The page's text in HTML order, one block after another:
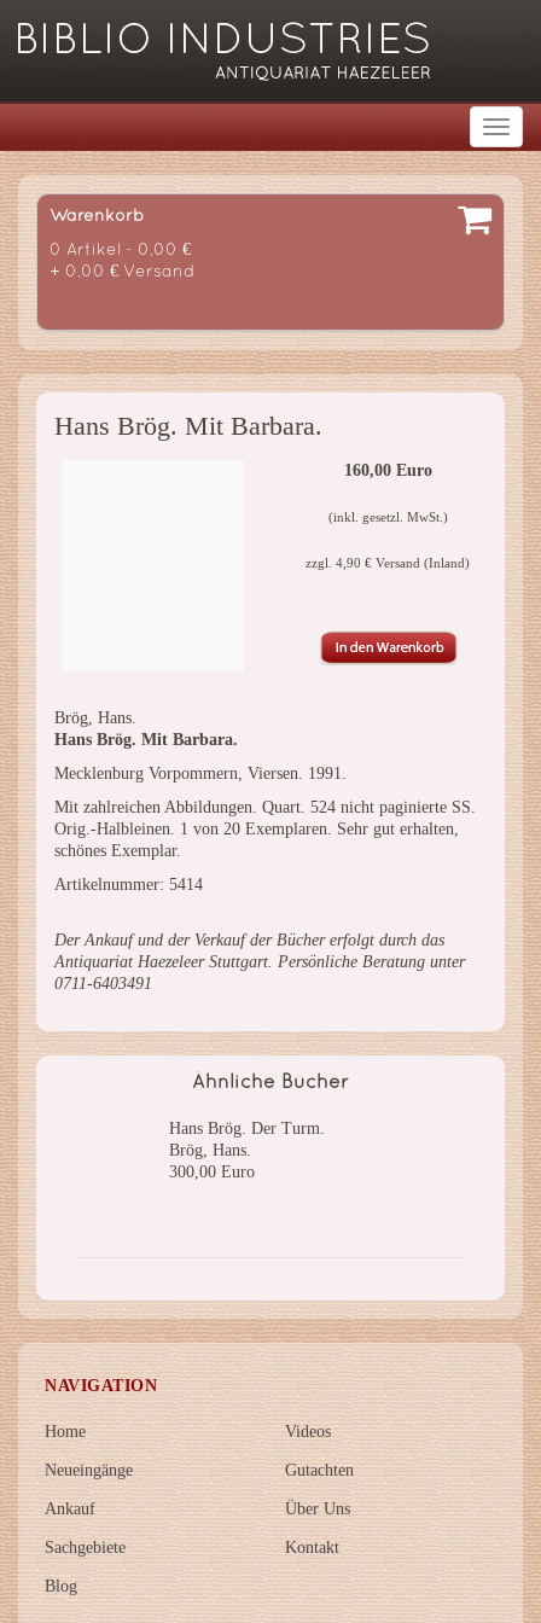
Warenkorb
0 Artikel - 0,00 €
+ 0,00 € Versand
Hans Brög. Mit Barbara.
160,00 Euro
(inkl. gesetzl. MwSt.)
zzgl. 4,90 € Versand (Inland)
Brög, Hans.
Hans Brög. Mit Barbara.
Mecklenburg Vorpommern, Viersen. 1991.
Mit zahlreichen Abbildungen. Quart. 524 nicht paginierte SS.
Orig.-Halbleinen. 1 von 20 Exemplaren. Sehr gut erhalten,
schönes Exemplar.
Artikelnummer: 5414
Der Ankauf und der Verkauf der Bücher erfolgt durch das
Antiquariat Haezeleer Stuttgart. Persönliche Beratung unter
0711-6403491
Ähnliche Bücher
Hans Brög. Der Turm.
Brög, Hans.
300,00 Euro
NAVIGATION
Home
Neueingänge
Ankauf
Sachgebiete
Blog
Videos
Gutachten
Über Uns
Kontakt